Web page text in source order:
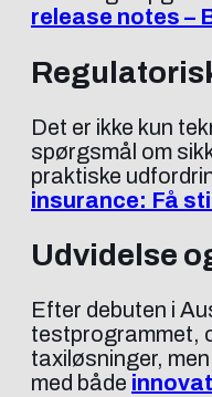
release notes –
Det er ikke kun
spørgsmål om
praktiske
insurance: Få
Udvidelse
Efter debuten i
testprogrammet,
taxiløsninger,
med både